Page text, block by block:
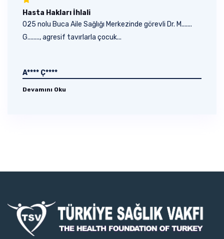
Hasta Hakları İhlali
025 nolu Buca Aile Sağlığı Merkezinde görevli Dr. M.......
G........, agresif tavırlarla çocuk...
A**** Ç****
Devamını Oku